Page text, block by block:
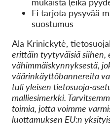
Ei tarjota pysyvää
suostumus
Ala Krinickytė,
erittäin tyytyväisiä siihen,
vähimmäiskynnyksestä,
väärinkäyttöbannereita
tuli yleisen tietosuoja-
malliesimerkki.
toimia, jotta voimme
luottamuksen EU:n